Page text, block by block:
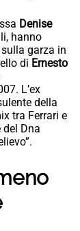
Denise
hanno
garza in
di Ernesto
L’ex
della
tra Ferrari e
del Dna